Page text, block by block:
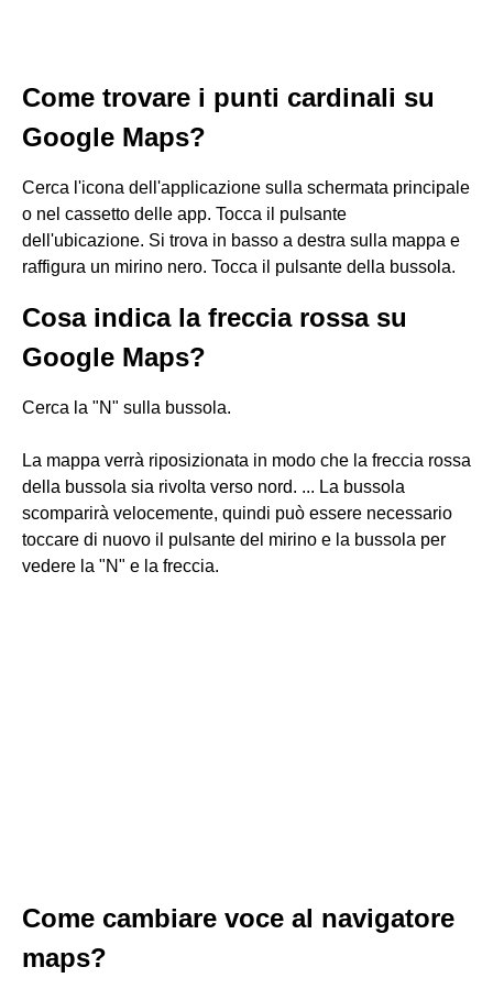
Come trovare i punti cardinali su
Google Maps?
Cerca l'icona dell'applicazione sulla schermata principale
o nel cassetto delle app. Tocca il pulsante
dell'ubicazione. Si trova in basso a destra sulla mappa e
raffigura un mirino nero. Tocca il pulsante della bussola.
Cosa indica la freccia rossa su
Google Maps?
Cerca la "N" sulla bussola.
La mappa verrà riposizionata in modo che la freccia rossa
della bussola sia rivolta verso nord. ... La bussola
scomparirà velocemente, quindi può essere necessario
toccare di nuovo il pulsante del mirino e la bussola per
vedere la "N" e la freccia.
Come cambiare voce al navigatore
maps?